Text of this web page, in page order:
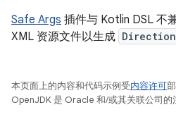
Safe Args 插件与 Kotlin DSL 不
XML 资源文件以生成
本页面上的内容和代码示例受内容许可
OpenJDK 是 Oracle 和/或其关联公司的